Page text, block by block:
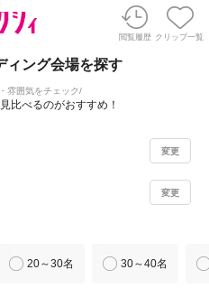
閲覧履歴 クリップ一覧
ィング会場を探す
雰囲気をチェック
比べるのがおすすめ！
変更
変更
20～30名 30～40名